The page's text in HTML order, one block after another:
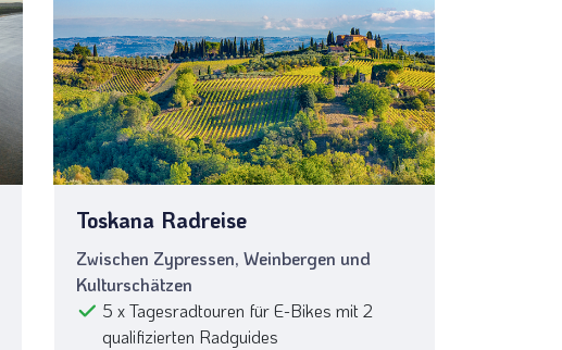
Toskana Radreise
Zwischen Zypressen, Weinbergen und
Kulturschätzen
5 x Tagesradtouren für E-Bikes mit 2
qualifizierten Radguides